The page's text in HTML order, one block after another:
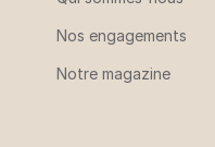
Nos engagements
Notre magazine